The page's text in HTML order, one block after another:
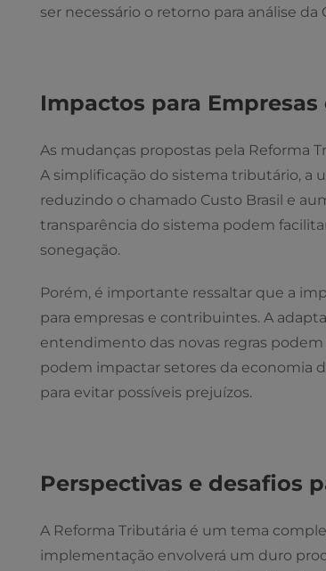
ser necessário o retorno para análise da
Impactos para
As mudanças propostas pela Reforma
A simplificação do sistema tributário, a
reduzindo o chamado Custo Brasil e
transparência do sistema podem
sonegação.
Porém, é importante ressaltar que a
para empresas e contribuintes. A
entendimento das novas regras
podem impactar setores da economia
para evitar possíveis prejuízos.
Perspectivas e desafios
A Reforma Tributária é um tema
implementação envolverá um duro